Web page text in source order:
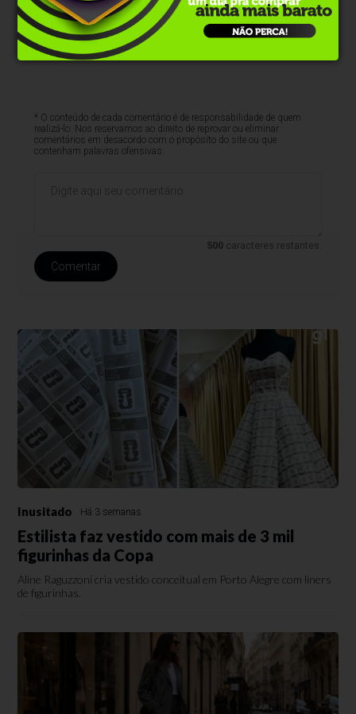
* O conteúdo de cada comentário é de responsabilidade de quem
realizá-lo. Nos reservamos ao direito de reprovar ou eliminar
comentários em desacordo com o propósito do site ou que
contenham palavras ofensivas.
500 caracteres restantes.
Comentar
Inusitado Há 3 semanas
Estilista faz vestido com mais de 3 mil
figurinhas da Copa
Aline Raguzzoni cria vestido conceitual em Porto Alegre com liners
de figurinhas.